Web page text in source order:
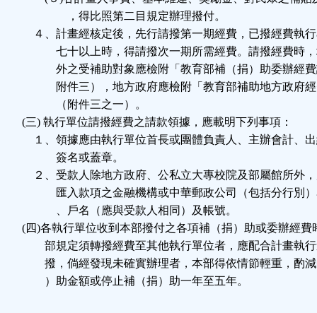
，得比照第二目規定辦理撥付。
４、計畫經核定後，先行請撥第一期經費，已撥經費執行
七十以上時，得請撥次一期所需經費。請撥經費時，
外之受補助對象應檢附「教育部補（捐）助委辦經費
附件三），地方政府應檢附「教育部補助地方政府經
（附件三之一）。
(三) 執行單位請撥經費之請款領據，應載明下列事項：
１、領據應由執行單位首長或團體負責人、主辦會計、出
簽名或蓋章。
２、受款人除地方政府、公私立大專校院及部屬館所外，
匯入款項之金融機構或中華郵政公司（包括分行別）
、戶名（應與受款人相同）及帳號。
(四)各執行單位收到本部撥付之各項補（捐）助或委辦經費
部規定須轉撥經費至其他執行單位者，應配合計畫執行
撥，倘經發現未確實辦理者，本部得依情節輕重，酌減
）助金額或停止補（捐）助一年至五年。